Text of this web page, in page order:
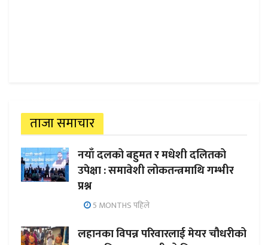
ताजा समाचार
नयाँ दलको बहुमत र मधेशी दलितको
उपेक्षा : समावेशी लोकतन्त्रमाथि गम्भीर
प्रश्न
5 MONTHS पहिले
लहानका विपन्न परिवारलाई मेयर चौधरीको